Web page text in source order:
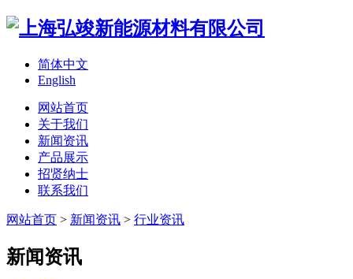
简体中文
English
网站首页
关于我们
新闻资讯
产品展示
招贤纳士
联系我们
网站首页 > 新闻资讯 > 行业资讯
新闻资讯